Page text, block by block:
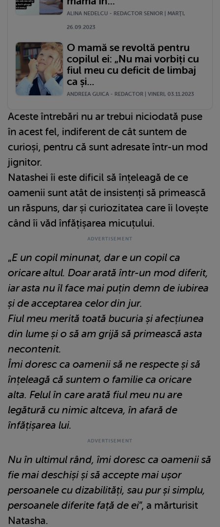
ALINA NEDELCU - REDACTOR SENIOR | MARŢI,
26.09.2023
O mamă se revoltă pentru
copilul ei: „Nu mai vorbiți cu
fiul meu cu deficit de limbaj
ca și...
ANDREEA GUICA - REDACTOR | VINERI, 03.11.2023
Aceste întrebări nu ar trebui niciodată puse
în acest fel, indiferent de cât suntem de
curioși, pentru că sunt adresate într-un mod
jignitor.
Natashei îi este dificil să înțeleagă de ce
oamenii sunt atât de insistenți să primească
un răspuns, dar și curiozitatea care îi lovește
când îi văd înfățișarea micuțului.
„E un copil minunat, dar e un copil ca
oricare altul. Doar arată într-un mod diferit,
iar asta nu îl face mai puțin demn de iubirea
și de acceptarea celor din jur.
Fiul meu merită toată bucuria și afecțiunea
din lume și o să am grijă să primească asta
necontenit.
Îmi doresc ca oamenii să ne respecte și să
înțeleagă că suntem o familie ca oricare
alta. Felul în care arată fiul meu nu are
legătură cu nimic altceva, în afară de
înfățișarea lui.
Nu în ultimul rând, îmi doresc ca oamenii să
fie mai deschiși și să accepte mai ușor
persoanele cu dizabilități, sau pur și simplu,
persoanele diferite față de ei”, a mărturisit
Natasha.